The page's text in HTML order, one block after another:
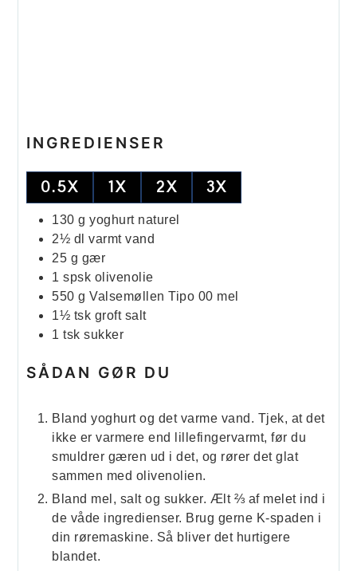
INGREDIENSER
0.5X 1X 2X 3X
130 g yoghurt naturel
2½ dl
varmt vand
25 g gær
1 spsk olivenolie
550 g Valsemøllen Tipo 00 mel
1½ tsk groft salt
1 tsk sukker
SÅDAN GØR DU
Bland yoghurt og det varme vand. Tjek, at det
ikke er varmere end lillefingervarmt, før du
smuldrer gæren ud i det, og rører det glat
sammen med olivenolien.
Bland mel, salt og sukker. Ælt ⅔ af melet ind i
de våde ingredienser. Brug gerne K-spaden i
din røremaskine. Så bliver det hurtigere
blandet.